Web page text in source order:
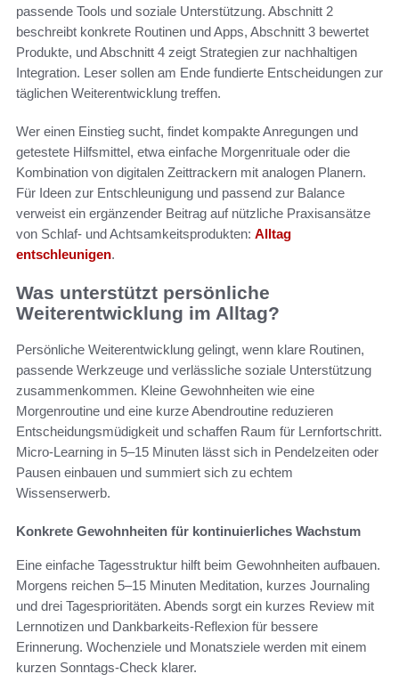
passende Tools und soziale Unterstützung. Abschnitt 2
beschreibt konkrete Routinen und Apps, Abschnitt 3 bewertet
Produkte, und Abschnitt 4 zeigt Strategien zur nachhaltigen
Integration. Leser sollen am Ende fundierte Entscheidungen zur
täglichen Weiterentwicklung treffen.
Wer einen Einstieg sucht, findet kompakte Anregungen und
getestete Hilfsmittel, etwa einfache Morgenrituale oder die
Kombination von digitalen Zeittrackern mit analogen Planern.
Für Ideen zur Entschleunigung und passend zur Balance
verweist ein ergänzender Beitrag auf nützliche Praxisansätze
von Schlaf- und Achtsamkeitsprodukten: Alltag
entschleunigen.
Was unterstützt persönliche
Weiterentwicklung im Alltag?
Persönliche Weiterentwicklung gelingt, wenn klare Routinen,
passende Werkzeuge und verlässliche soziale Unterstützung
zusammenkommen. Kleine Gewohnheiten wie eine
Morgenroutine und eine kurze Abendroutine reduzieren
Entscheidungsmüdigkeit und schaffen Raum für Lernfortschritt.
Micro-Learning in 5–15 Minuten lässt sich in Pendelzeiten oder
Pausen einbauen und summiert sich zu echtem
Wissenserwerb.
Konkrete Gewohnheiten für kontinuierliches Wachstum
Eine einfache Tagesstruktur hilft beim Gewohnheiten aufbauen.
Morgens reichen 5–15 Minuten Meditation, kurzes Journaling
und drei Tagesprioritäten. Abends sorgt ein kurzes Review mit
Lernnotizen und Dankbarkeits-Reflexion für bessere
Erinnerung. Wochenziele und Monatsziele werden mit einem
kurzen Sonntags-Check klarer.